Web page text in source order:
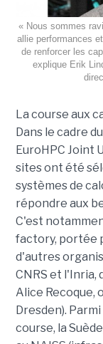
« Nous sommes
allie performances
de renforcer les
explique Erik
La course aux
Dans le cadre
EuroHPC Joint
sites ont été
systèmes de
répondre aux
C'est
factory, portée
d'autres
CNRS et l'Inria,
Alice Recoque,
Dresden).
course, la